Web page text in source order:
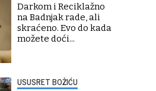
Darkom i Reciklažno
na Badnjak rade, ali
skraćeno. Evo do kada
možete doći...
USUSRET BOŽIĆU